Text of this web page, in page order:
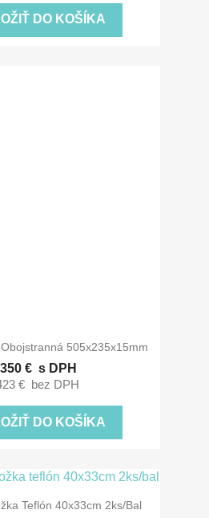
DO KOŠÍKA
505x235x15mm
€ s DPH
€ bez DPH
DO KOŠÍKA
Teflón 40x33cm 2ks/bal